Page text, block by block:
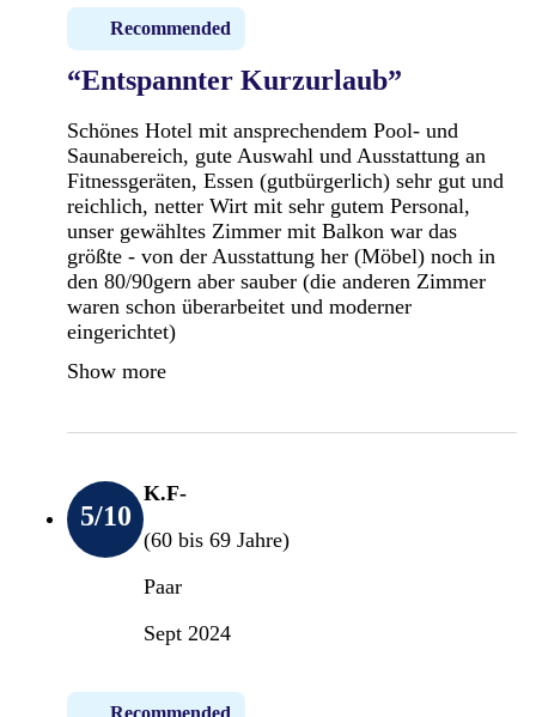
Recommended
“Entspannter Kurzurlaub”
Schönes Hotel mit ansprechendem Pool- und
Saunabereich, gute Auswahl und Ausstattung an
Fitnessgeräten, Essen (gutbürgerlich) sehr gut und
reichlich, netter Wirt mit sehr gutem Personal,
unser gewähltes Zimmer mit Balkon war das
größte - von der Ausstattung her (Möbel) noch in
den 80/90gern aber sauber (die anderen Zimmer
waren schon überarbeitet und moderner
eingerichtet)
Show more
5/10
K.F-
(60 bis 69 Jahre)
Paar
Sept 2024
Recommended